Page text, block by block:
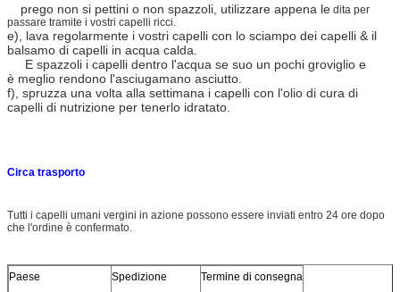
prego non si pettini o non spazzoli, utilizzare appena le dita per
passare tramite i vostri capelli ricci.
e), lava regolarmente i vostri capelli con lo sciampo dei capelli & il
balsamo di capelli in acqua calda.
E spazzoli i capelli dentro l'acqua se suo un pochi groviglio e
è meglio rendono l'asciugamano asciutto.
f), spruzza una volta alla settimana i capelli con l'olio di cura di
capelli di nutrizione per tenerlo idratato.
Circa trasporto
Tutti i capelli umani vergini in azione possono essere inviati entro 24 ore dopo
che l'ordine è confermato.
Paese Spedizione Termine di consegna